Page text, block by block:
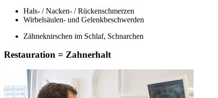
Hals- / Nacken- / Rückenschmerzen
Wirbelsäulen- und Gelenkbeschwerden
Zähneknirschen im Schlaf, Schnarchen
Restauration = Zahnerhalt